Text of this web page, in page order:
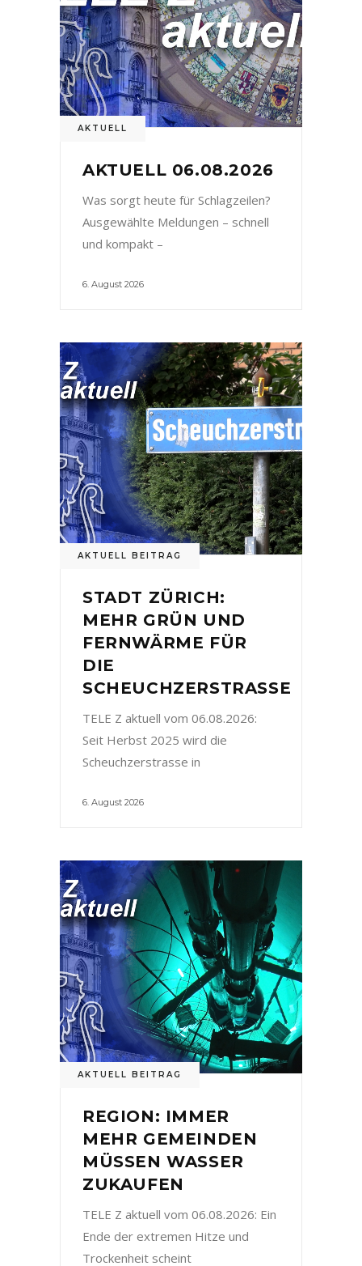
AKTUELL
AKTUELL 06.08.2026
Was sorgt heute für Schlagzeilen?
Ausgewählte Meldungen – schnell
und kompakt –
6. August 2026
AKTUELL BEITRAG
STADT ZÜRICH:
MEHR GRÜN UND
FERNWÄRME FÜR
DIE
SCHEUCHZERSTRASSE
TELE Z aktuell vom 06.08.2026:
Seit Herbst 2025 wird die
Scheuchzerstrasse in
6. August 2026
AKTUELL BEITRAG
REGION: IMMER
MEHR GEMEINDEN
MÜSSEN WASSER
ZUKAUFEN
TELE Z aktuell vom 06.08.2026: Ein
Ende der extremen Hitze und
Trockenheit scheint